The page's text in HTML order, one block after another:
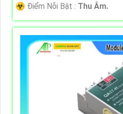
️☣️ Điểm Nỗi Bật : Thu Âm.